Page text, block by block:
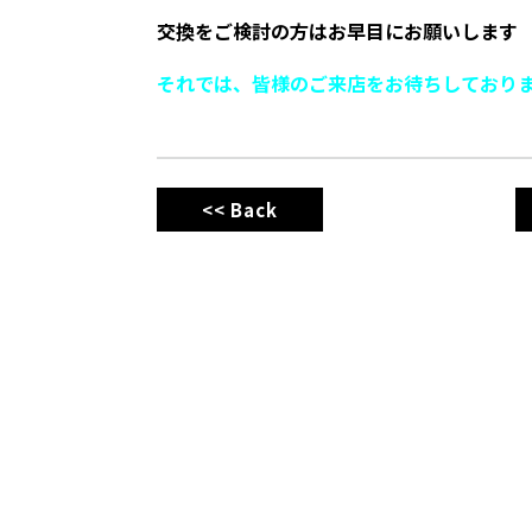
交換をご検討の方はお早目にお願いします
それでは、皆様のご来店をお待ちしており
<< Back